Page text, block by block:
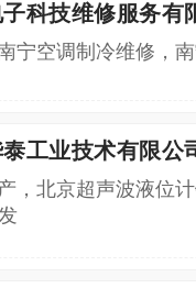
科技维修服务有
宁空调制冷维修，
工业技术有限公
，北京超声波液位